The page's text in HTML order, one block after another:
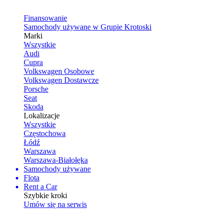
Finansowanie
Samochody używane w Grupie Krotoski
Marki
Wszystkie
Audi
Cupra
Volkswagen Osobowe
Volkswagen Dostawcze
Porsche
Seat
Skoda
Lokalizacje
Wszystkie
Częstochowa
Łódź
Warszawa
Warszawa-Białołęka
Samochody używane
Flota
Rent a Car
Szybkie kroki
Umów się na serwis